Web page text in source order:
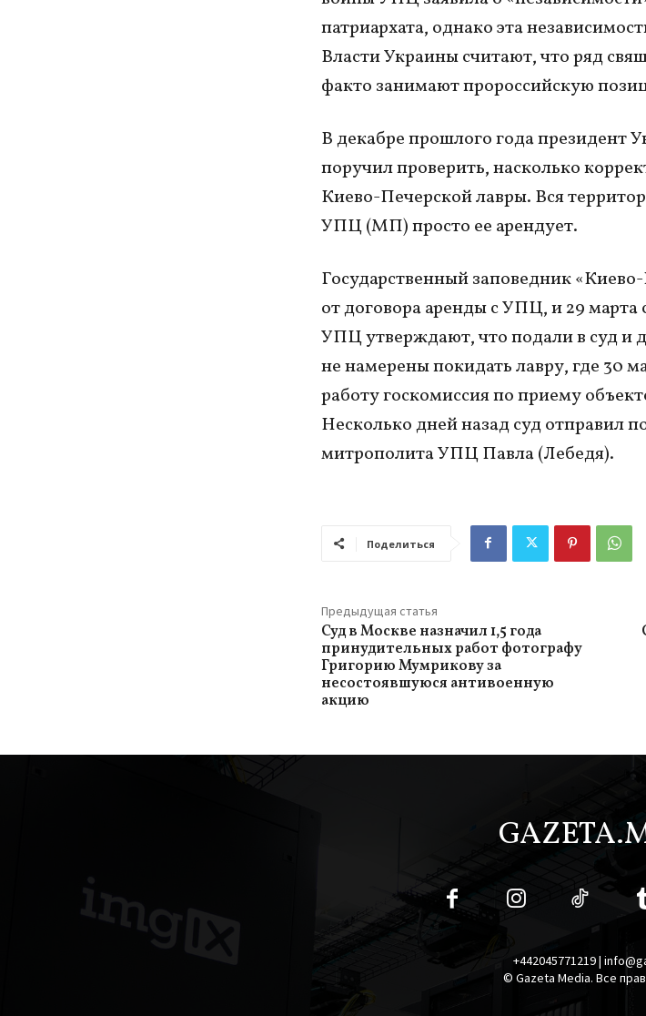
патриархата, однако эта
Власти Украины считают, что ряд
факто занимают пророссийскую
В декабре прошлого года президент
поручил проверить, насколько
Киево-Печерской лавры. Вся
УПЦ (МП) просто ее арендует.
Государственный заповедник
от договора аренды с УПЦ, и 29 марта
УПЦ утверждают, что подали в суд и
не намерены покидать лавру, где 30
работу госкомиссия по приему
Несколько дней назад суд отправил
митрополита УПЦ Павла (Лебедя).
Поделиться
Предыдущая статья
Суд в Москве назначил 1,5 года
принудительных работ фотографу
Григорию Мумрикову за
несостоявшуюся антивоенную
акцию
+442045771219 |
© Gazeta Media. Все